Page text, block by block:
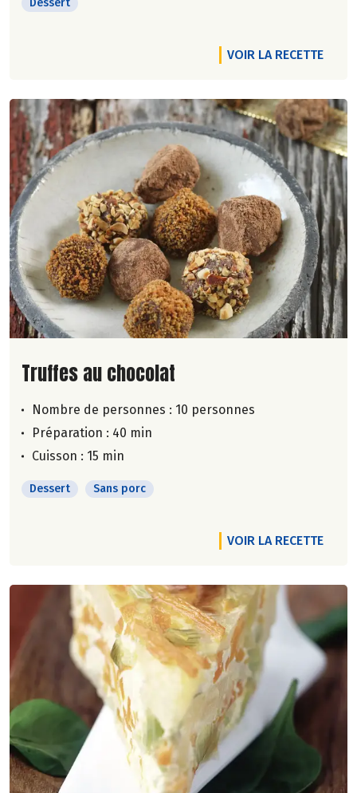
VOIR LA RECETTE
Lire la suite de la recette
Truffes au chocolat
Nombre de personnes : 10 personnes
Préparation : 40 min
Cuisson : 15 min
Dessert Sans porc
VOIR LA RECETTE